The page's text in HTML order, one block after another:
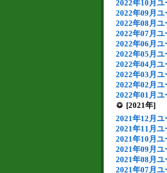
2022年10月ユ
2022年09月ユ
2022年08月ユ
2022年07月ユ
2022年06月ユ
2022年05月ユ
2022年04月ユ
2022年03月ユ
2022年02月ユ
2022年01月ユ
[2021年]
2021年12月ユ
2021年11月ユ
2021年10月ユ
2021年09月ユ
2021年08月ユ
2021年07月ユ